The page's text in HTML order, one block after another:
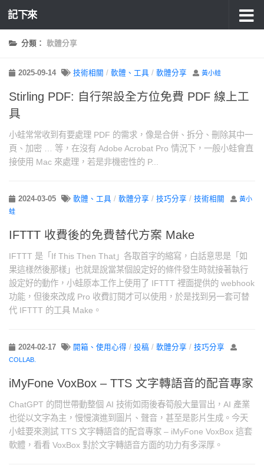
記下來
分類： 軟體分享
2025-09-14 技術相關 / 軟體、工具 / 軟體分享 黃小蛙
Stirling PDF: 自行架設全方位免費 PDF 線上工
具
小蛙常常收到有要處理 PDF 的需求，像是合併、拆分、刪除其中一
頁、加密 … 等，在沒有 Adobe Acrobat Pro 情況下，一般小蛙會直
接使用 Mac 來處理，若是非機密性的 P...
2024-03-05 軟體、工具 / 軟體分享 / 技巧分享 / 技術相關
黃小
蛙
IFTTT 收費後的免費替代方案 Make
IFTTT 是「If This Then That」各取首字的縮寫，白話意思是「如
果這樣然後那樣」也就是說當某個設定好的條件發生時就接著執行
設定好的動作，小蛙原本工作上使用了 IFTTT 裡面提供的 webhook
功能，但後來改成 Pro 收費訂閱才可以使用，於是找到另一套可替
代 IFTTT 的工具 Make。
2024-02-17 開箱、使用心得 / 投稿 / 軟體分享 / 技巧分享
COLLAB.
iMyFone VoxBox – TTS 文字轉語音的配音專家
ChatGPT 的問世帶動整個 AI 技術如雨後春筍般大量冒出，AI 產業
也從以文字為主，慢慢演進到圖片、聲音，甚至是影片生成。今天
小蛙要來測試 TTS 文字轉語音的配音專家 – iMyFone VoxBox 這套
軟體，看看 VoxBox 對於文字轉語音方面的功力有多深厚。